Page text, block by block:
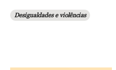
Desigualdades e violências